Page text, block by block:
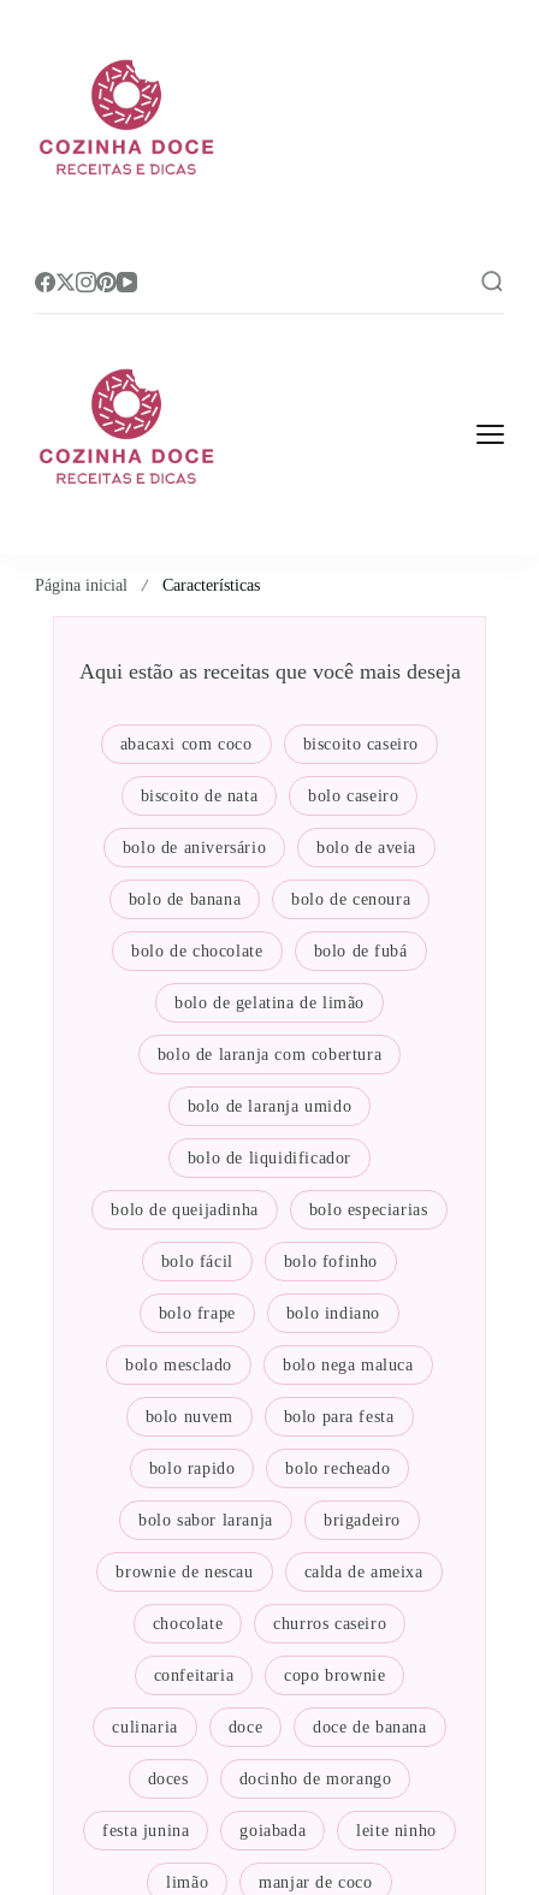
Página inicial Características
Aqui estão as receitas que você mais deseja
abacaxi com coco biscoito caseiro
biscoito de nata bolo caseiro
bolo de aniversário bolo de aveia
bolo de banana bolo de cenoura
bolo de chocolate bolo de fubá
bolo de gelatina de limão
bolo de laranja com cobertura
bolo de laranja umido
bolo de liquidificador
bolo de queijadinha bolo especiarias
bolo fácil bolo fofinho
bolo frape bolo indiano
bolo mesclado bolo nega maluca
bolo nuvem bolo para festa
bolo rapido bolo recheado
bolo sabor laranja brigadeiro
brownie de nescau calda de ameixa
chocolate churros caseiro
confeitaria copo brownie
culinaria doce doce de banana
doces docinho de morango
festa junina goiabada leite ninho
limão manjar de coco